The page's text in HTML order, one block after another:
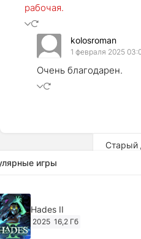
рабочая.
kolosroman
1 февраля 2025
Очень благодарен.
Старый
игры
Hades II
2025 16,2 Гб